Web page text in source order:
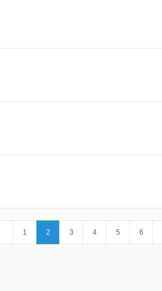
1 2 3 4 5 6